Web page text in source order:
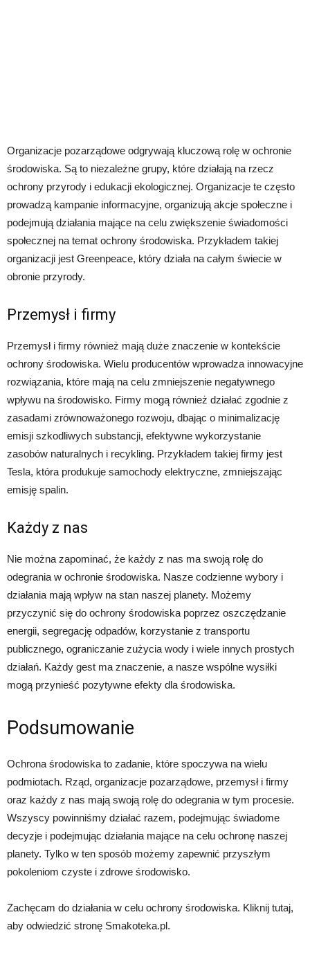
Organizacje pozarządowe odgrywają kluczową rolę w ochronie
środowiska. Są to niezależne grupy, które działają na rzecz
ochrony przyrody i edukacji ekologicznej. Organizacje te często
prowadzą kampanie informacyjne, organizują akcje społeczne i
podejmują działania mające na celu zwiększenie świadomości
społecznej na temat ochrony środowiska. Przykładem takiej
organizacji jest Greenpeace, który działa na całym świecie w
obronie przyrody.
Przemysł i firmy
Przemysł i firmy również mają duże znaczenie w kontekście
ochrony środowiska. Wielu producentów wprowadza innowacyjne
rozwiązania, które mają na celu zmniejszenie negatywnego
wpływu na środowisko. Firmy mogą również działać zgodnie z
zasadami zrównoważonego rozwoju, dbając o minimalizację
emisji szkodliwych substancji, efektywne wykorzystanie
zasobów naturalnych i recykling. Przykładem takiej firmy jest
Tesla, która produkuje samochody elektryczne, zmniejszając
emisję spalin.
Każdy z nas
Nie można zapominać, że każdy z nas ma swoją rolę do
odegrania w ochronie środowiska. Nasze codzienne wybory i
działania mają wpływ na stan naszej planety. Możemy
przyczynić się do ochrony środowiska poprzez oszczędzanie
energii, segregację odpadów, korzystanie z transportu
publicznego, ograniczanie zużycia wody i wiele innych prostych
działań. Każdy gest ma znaczenie, a nasze wspólne wysiłki
mogą przynieść pozytywne efekty dla środowiska.
Podsumowanie
Ochrona środowiska to zadanie, które spoczywa na wielu
podmiotach. Rząd, organizacje pozarządowe, przemysł i firmy
oraz każdy z nas mają swoją rolę do odegrania w tym procesie.
Wszyscy powinniśmy działać razem, podejmując świadome
decyzje i podejmując działania mające na celu ochronę naszej
planety. Tylko w ten sposób możemy zapewnić przyszłym
pokoleniom czyste i zdrowe środowisko.
Zachęcam do działania w celu ochrony środowiska. Kliknij tutaj,
aby odwiedzić stronę Smakoteka.pl.